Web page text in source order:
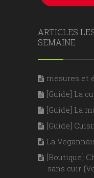
ARTICLES
SEMAINE
mesures et
[Guide] La
[Guide] La
[Guide]
La
[Boutique]
sans cuir